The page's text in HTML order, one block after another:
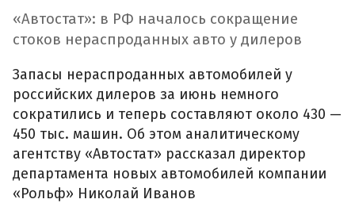
«Автостат»: в РФ началось сокращение
стоков нераспроданных авто у дилеров
Запасы нераспроданных автомобилей у
российских дилеров за июнь немного
сократились и теперь составляют около 430 —
450 тыс. машин. Об этом аналитическому
агентству «Автостат» рассказал директор
департамента новых автомобилей компании
«Рольф» Николай Иванов